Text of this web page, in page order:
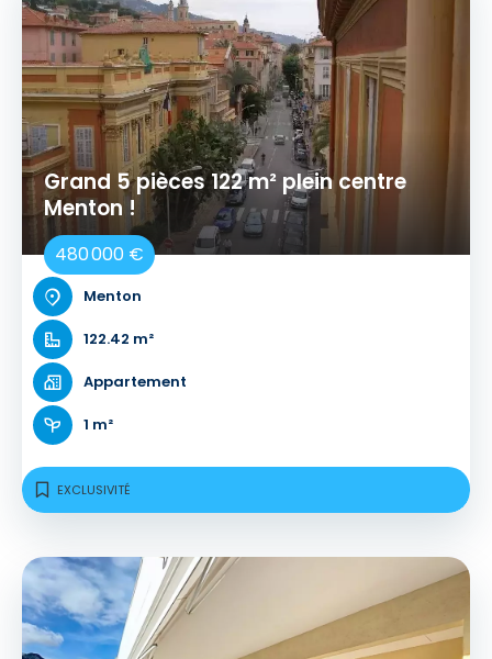
Grand 5 pièces 122 m² plein centre
Menton !
480 000 €
Menton
122.42 m²
Appartement
1 m²
EXCLUSIVITÉ